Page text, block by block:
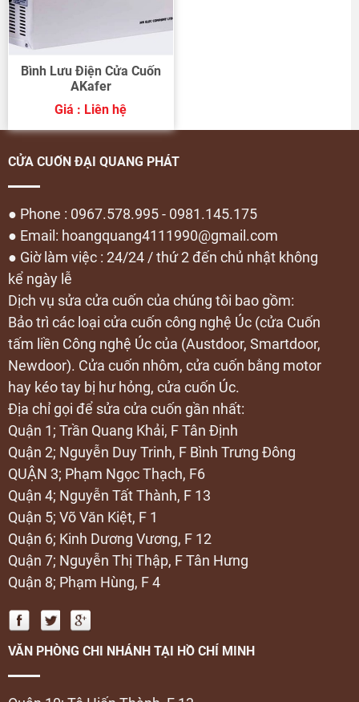
Bình Lưu Điện Cửa Cuốn
AKafer
Giá : Liên hệ
CỬA CUỐN ĐẠI QUANG PHÁT
● Phone : 0967.578.995 - 0981.145.175
● Email: hoangquang4111990@gmail.com
● Giờ làm việc : 24/24 / thứ 2 đến chủ nhật không
kể ngày lễ
Dịch vụ sửa cửa cuốn của chúng tôi bao gồm:
Bảo trì các loại cửa cuốn công nghệ Úc (cửa Cuốn
tấm liền Công nghệ Úc của (Austdoor, Smartdoor,
Newdoor). Cửa cuốn nhôm, cửa cuốn bằng motor
hay kéo tay bị hư hỏng, cửa cuốn Úc.
Địa chỉ gọi để sửa cửa cuốn gần nhất:
Quận 1; Trần Quang Khải, F Tân Định
Quận 2; Nguyễn Duy Trinh, F Bình Trưng Đông
QUẬN 3; Phạm Ngọc Thạch, F6
Quận 4; Nguyễn Tất Thành, F 13
Quận 5; Võ Văn Kiệt, F 1
Quận 6; Kinh Dương Vương, F 12
Quận 7; Nguyễn Thị Thập, F Tân Hưng
Quận 8; Phạm Hùng, F 4
VĂN PHÒNG CHI NHÁNH TẠI HỒ CHÍ MINH